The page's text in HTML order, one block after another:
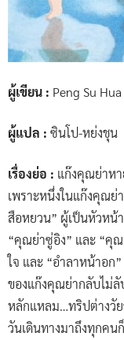
ผู้เขียน : Peng Su Hua
ผู้แปล : ซินโป-หย่งชุน
เรื่องย่อ : แก๊งคุณย่าห
เพราะหนึ่งในแก๊งคุณ
สือหยวน” ผู้เป็นหัวหน้
“คุณย่าซู่อิง” และ “คุ
ใจ และ “อำลาหน้าอก
ของแก๊งคุณย่ากลับไม่ลั
หลักแหลม…ทริปต่างวั
วันเดินทางมาถึงทุกค